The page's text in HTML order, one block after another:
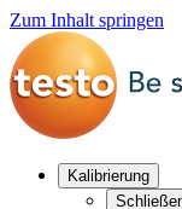
Zum Inhalt springen
Kalibrierung